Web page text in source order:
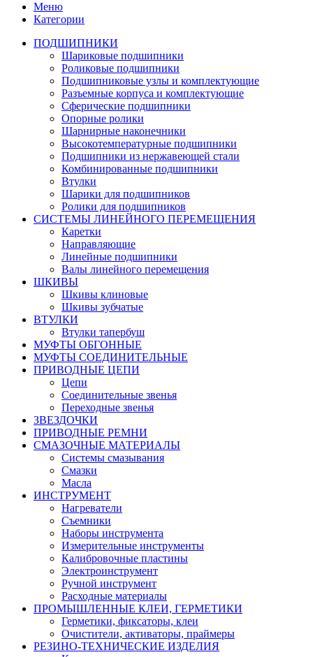
Меню
Категории
ПОДШИПНИКИ
Шариковые подшипники
Роликовые подшипники
Подшипниковые узлы и комплектующие
Разъемные корпуса и комплектующие
Сферические подшипники
Опорные ролики
Шарнирные наконечники
Высокотемпературные подшипники
Подшипники из нержавеющей стали
Комбинированные подшипники
Втулки
Шарики для подшипников
Ролики для подшипников
СИСТЕМЫ ЛИНЕЙНОГО ПЕРЕМЕЩЕНИЯ
Каретки
Направляющие
Линейные подшипники
Валы линейного перемещения
ШКИВЫ
Шкивы клиновые
Шкивы зубчатые
ВТУЛКИ
Втулки тапербуш
МУФТЫ ОБГОННЫЕ
МУФТЫ СОЕДИНИТЕЛЬНЫЕ
ПРИВОДНЫЕ ЦЕПИ
Цепи
Соединительные звенья
Переходные звенья
ЗВЕЗДОЧКИ
ПРИВОДНЫЕ РЕМНИ
СМАЗОЧНЫЕ МАТЕРИАЛЫ
Системы смазывания
Смазки
Масла
ИНСТРУМЕНТ
Нагреватели
Съемники
Наборы инструмента
Измерительные инструменты
Калибровочные пластины
Электроинструмент
Ручной инструмент
Расходные материалы
ПРОМЫШЛЕННЫЕ КЛЕИ, ГЕРМЕТИКИ
Герметики, фиксаторы, клеи
Очистители, активаторы, праймеры
РЕЗИНО-ТЕХНИЧЕСКИЕ ИЗДЕЛИЯ